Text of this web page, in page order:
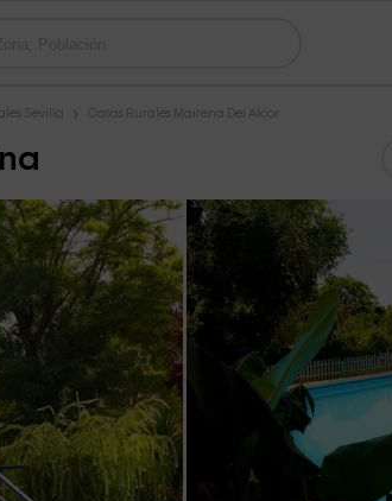
Sevilla Casas Rurales Mairena Del Alcor